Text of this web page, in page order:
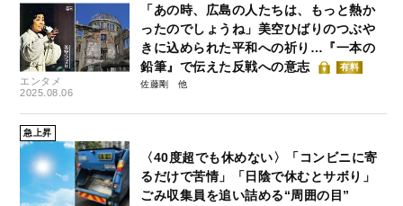
エンタメ
2025.08.06
「あの時、広島の人たちは、もっと熱か
ったのでしょうね」美空ひばりのつぶや
きに込められた平和への祈り…『一本の
鉛筆』で伝えた反戦への意志
有料
佐藤剛
急上昇
〈40度超でも休めない〉「コンビニに寄
るだけで苦情」「日陰で休むとサボり」
ごみ収集員を追い詰める“周囲の目”